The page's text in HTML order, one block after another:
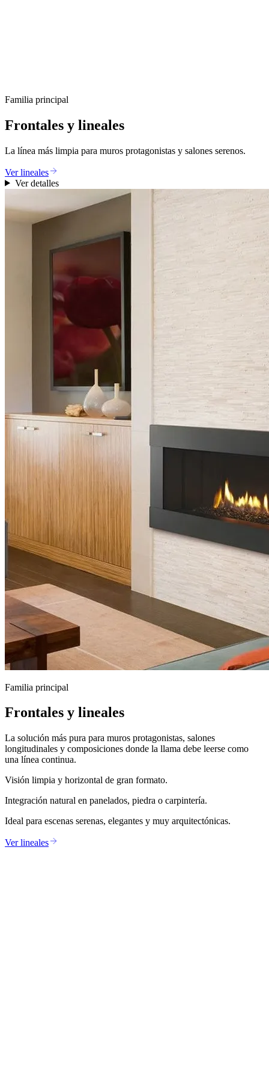
Familia principal
Frontales y lineales
La línea más limpia para muros protagonistas y salones serenos.
Ver lineales
Ver detalles
Familia principal
Frontales y lineales
La solución más pura para muros protagonistas, salones
longitudinales y composiciones donde la llama debe leerse como
una línea continua.
Visión limpia y horizontal de gran formato.
Integración natural en panelados, piedra o carpintería.
Ideal para escenas serenas, elegantes y muy arquitectónicas.
Ver lineales